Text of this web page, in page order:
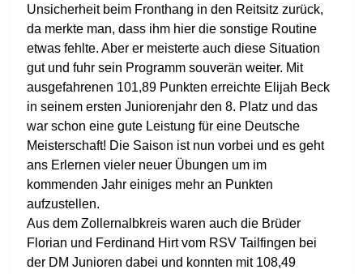
Unsicherheit beim Fronthang in den Reitsitz zurück,
da merkte man, dass ihm hier die sonstige Routine
etwas fehlte. Aber er meisterte auch diese Situation
gut und fuhr sein Programm souverän weiter. Mit
ausgefahrenen 101,89 Punkten erreichte Elijah Beck
in seinem ersten Juniorenjahr den 8. Platz und das
war schon eine gute Leistung für eine Deutsche
Meisterschaft! Die Saison ist nun vorbei und es geht
ans Erlernen vieler neuer Übungen um im
kommenden Jahr einiges mehr an Punkten
aufzustellen.
Aus dem Zollernalbkreis waren auch die Brüder
Florian und Ferdinand Hirt vom RSV Tailfingen bei
der DM Junioren dabei und konnten mit 108,49